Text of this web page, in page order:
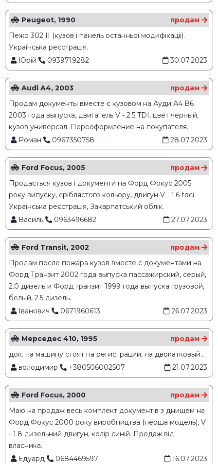
Peugeot, 1990
продам
Пежо 302 ІІ (кузов і панель останньої модифікації).
Українська реєстрація.
Юрій
0939719282 30.07.2023
Audi A4, 2003
продам
Продам документы вместе с кузовом на Ауди А4 В6
2003 года выпуска, двигатель V - 2.5 TDI, цвет черный,
кузов универсал. Переоформление на покупателя.
Роман
0967350758 28.07.2023
Ford Focus, 2005
продам
Продається кузов і документи на Форд Фокус 2005
року випуску, сріблястого кольору, двигун V - 1.6 tdci.
Українська реєстрація, Закарпатський облік.
Василь
0963496682 27.07.2023
Ford Transit, 2002
продам
Продам после пожара кузов вместе с документами на
Форд Транзит 2002 года выпуска пассажирский, серый,
2.0 дизель и Форд транзит 1999 года выпуска грузовой,
белый, 2.5 дизель.
Іванович
0671960613 26.07.2023
Мерседес 410, 1995
продам
док. на машину стоят на регистрации, на двокатковый...
володимир
+380506002507 21.07.2023
Ford Focus, 2000
продам
Маю на продаж весь комплект документів з днищем на
Форд Фокус 2000 року виробництва (перша модель), V
- 1.8 дизельний двигун, колір синій. Продаж від
власника.
Едуард
0684469597 16.07.2023